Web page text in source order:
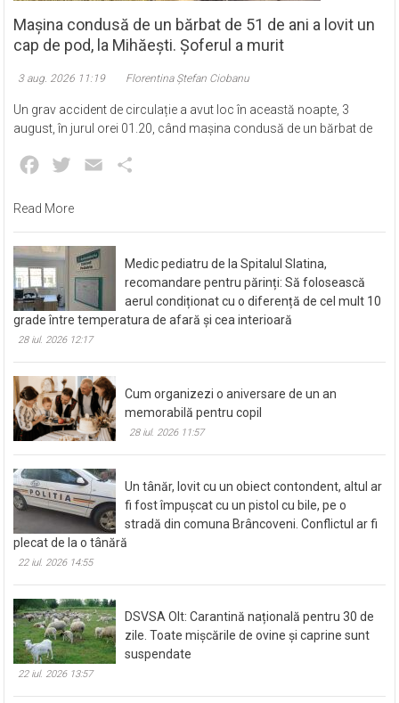
Mașina condusă de un bărbat de 51 de ani a lovit un
cap de pod, la Mihăești. Șoferul a murit
3 aug. 2026 11:19 Florentina Ștefan Ciobanu
Un grav accident de circulație a avut loc în această noapte, 3
august, în jurul orei 01.20, când mașina condusă de un bărbat de
Facebook
Twitter Email
Read More
Medic pediatru de la Spitalul Slatina,
recomandare pentru părinți: Să folosească
aerul condiționat cu o diferență de cel mult 10
grade între temperatura de afară și cea interioară
28 iul. 2026 12:17
Cum organizezi o aniversare de un an
memorabilă pentru copil
28 iul. 2026 11:57
Un tânăr, lovit cu un obiect contondent, altul ar
fi fost împușcat cu un pistol cu bile, pe o
stradă din comuna Brâncoveni. Conflictul ar fi
plecat de la o tânără
22 iul. 2026 14:55
DSVSA Olt: Carantină națională pentru 30 de
zile. Toate mișcările de ovine și caprine sunt
suspendate
22 iul. 2026 13:57